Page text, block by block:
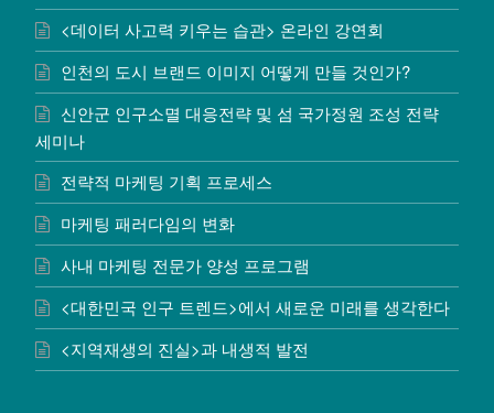
<데이터 사고력 키우는 습관> 온라인 강연회
인천의 도시 브랜드 이미지 어떻게 만들 것인가?
신안군 인구소멸 대응전략 및 섬 국가정원 조성 전략
세미나
전략적 마케팅 기획 프로세스
마케팅 패러다임의 변화
사내 마케팅 전문가 양성 프로그램
<대한민국 인구 트렌드>에서 새로운 미래를 생각한다
<지역재생의 진실>과 내생적 발전